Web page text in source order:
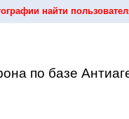
найти
по базе